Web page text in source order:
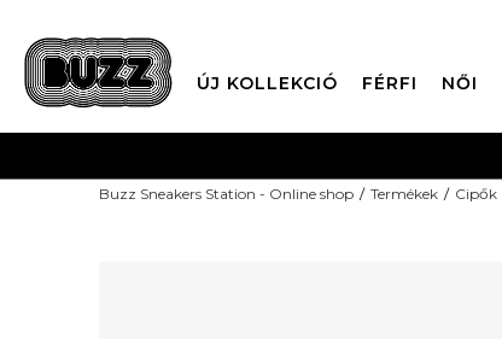
ÚJ KOLLEKCIÓ FÉRFI NŐI
Buzz Sneakers Station - Online shop Termékek Cipők